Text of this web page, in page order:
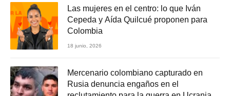
Las mujeres en el centro: lo que Iván
Cepeda y Aída Quilcué proponen para
Colombia
18 junio, 2026
Mercenario colombiano capturado en
Rusia denuncia engaños en el